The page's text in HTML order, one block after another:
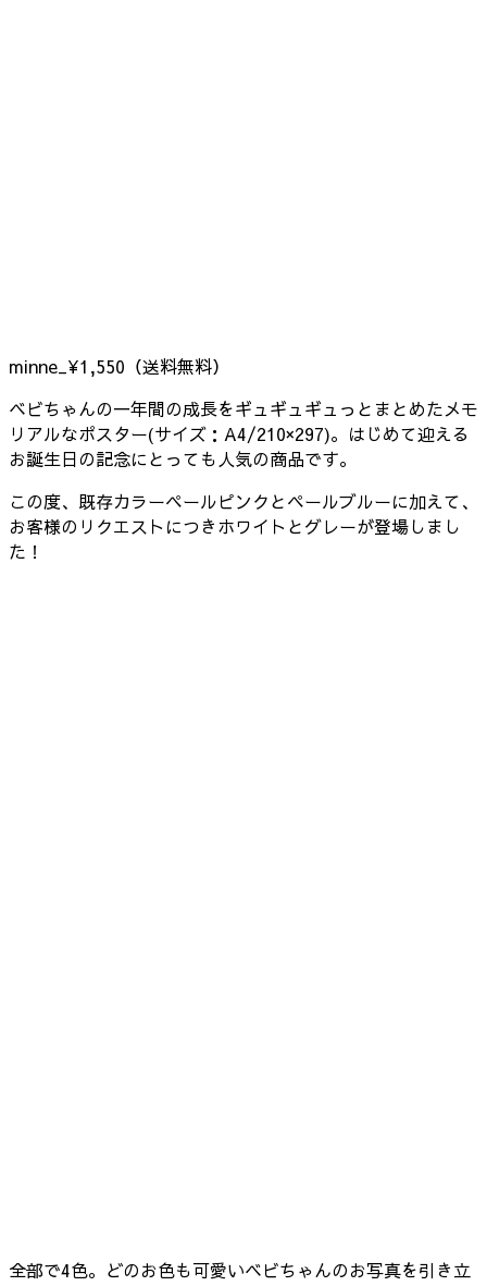
minne_¥1,550（送料無料）
ベビちゃんの一年間の成長をギュギュギュっとまとめたメモ
リアルなポスター(サイズ：A4/210×297)。はじめて迎える
お誕生日の記念にとっても人気の商品です。
この度、既存カラーペールピンクとペールブルーに加えて、
お客様のリクエストにつきホワイトとグレーが登場しまし
た！
全部で4色。どのお色も可愛いベビちゃんのお写真を引き立